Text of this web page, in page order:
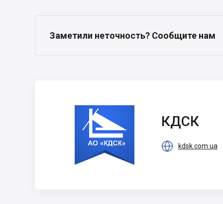
Заметили неточность? Сообщите нам
КДСК
КДСК
 kdsk.com.ua